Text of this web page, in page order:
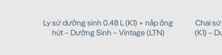
Ly sứ dưỡng sinh 0.48 L (K1) + nắp ống
hút – Dưỡng Sinh – Vintage (LTN)
Chai
(K1) –